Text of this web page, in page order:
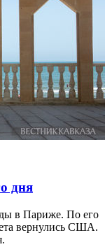
дня
в Париже. По его
вернулись США.